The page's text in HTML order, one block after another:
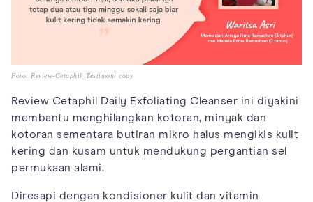
Foto: Review-Cetaphil_Testimoni copy
Review Cetaphil Daily Exfoliating Cleanser ini diyakini
membantu menghilangkan kotoran, minyak dan
kotoran sementara butiran mikro halus mengikis kulit
kering dan kusam untuk mendukung pergantian sel
permukaan alami.
Diresapi dengan kondisioner kulit dan vitamin